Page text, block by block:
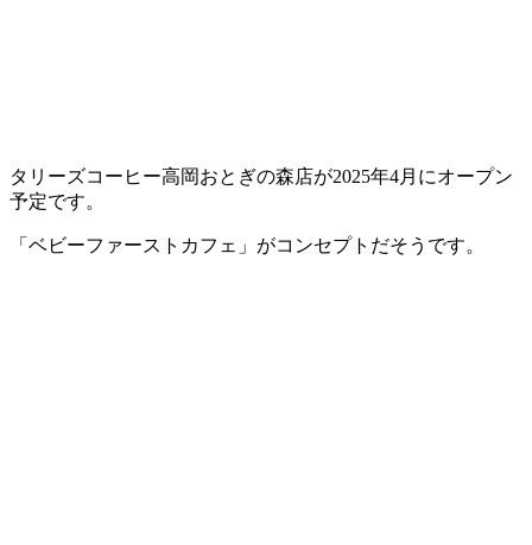
タリーズコーヒー高岡おとぎの森店が2025年4月にオープン
予定です。
「ベビーファーストカフェ」がコンセプトだそうです。